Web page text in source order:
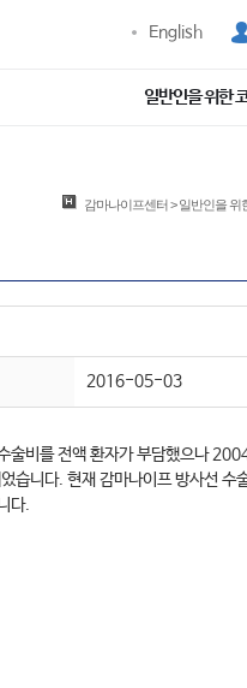
English
일반인을 위한
감마나이프센터>일반인을 위
2016-05-03
술비를 전액 환자가 부담했으나
습니다. 현재 감마나이프 방사선 수
다.